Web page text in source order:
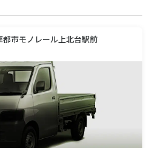
都市モノレール上北台駅前